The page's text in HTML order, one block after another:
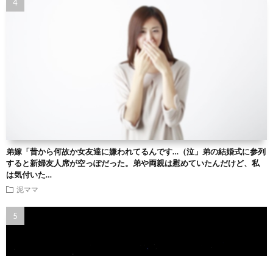
弟嫁「昔から何故か女友達に嫌われてるんです…（泣」弟の結婚式に参列
すると新婦友人席が空っぽだった。弟や両親は慰めていたんだけど、私
は気付いた…
泥ママ